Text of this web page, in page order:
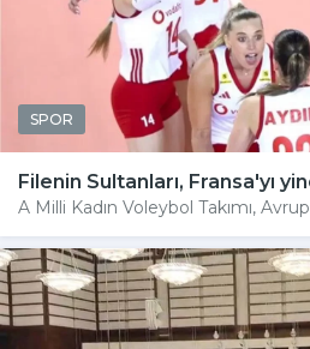
SPOR
Filenin Sultanları, Fransa'yı
A Milli Kadın Voleybol Takımı,